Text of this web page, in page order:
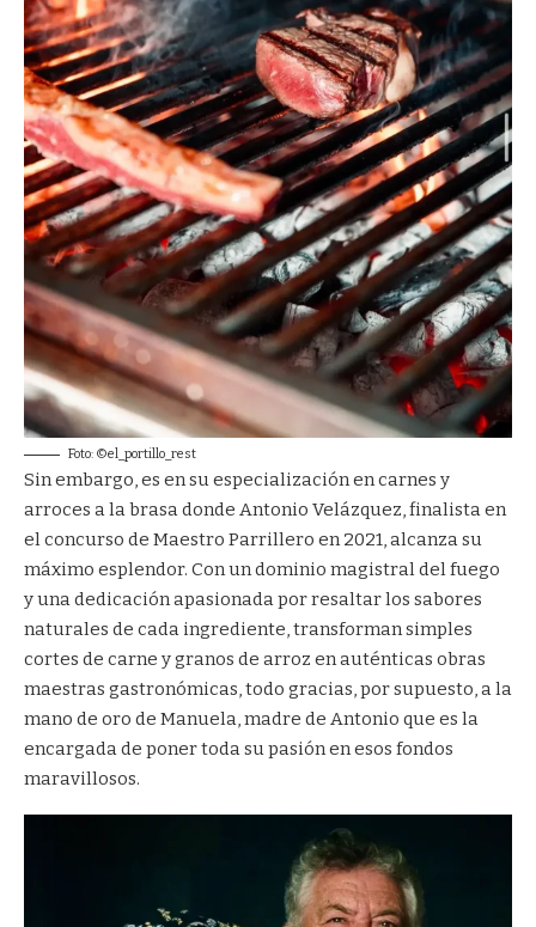
Foto: ©el_portillo_rest
Sin embargo, es en su especialización en carnes y
arroces a la brasa donde Antonio Velázquez, finalista en
el concurso de Maestro Parrillero en 2021, alcanza su
máximo esplendor. Con un dominio magistral del fuego
y una dedicación apasionada por resaltar los sabores
naturales de cada ingrediente, transforman simples
cortes de carne y granos de arroz en auténticas obras
maestras gastronómicas, todo gracias, por supuesto, a la
mano de oro de Manuela, madre de Antonio que es la
encargada de poner toda su pasión en esos fondos
maravillosos.